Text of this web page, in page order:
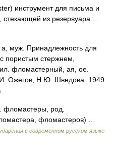
инструмент для письма и
стекающей из резервуара …
муж. Принадлежность для
пористым стержнем,
фломастерный, ая, ое.
Ожегов, Н.Ю. Шведова. 1949
род.
фломастеров) …
в современном русском языке